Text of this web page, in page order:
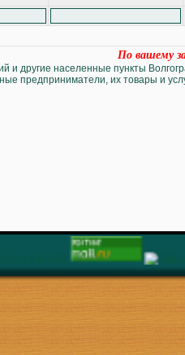
По вашему
и другие населенные пункты
предприниматели, их товары и